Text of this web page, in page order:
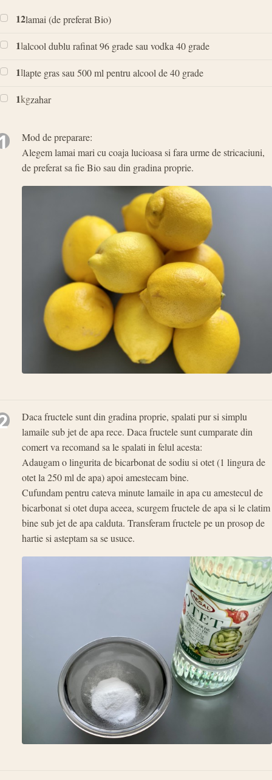
12lamai (de preferat Bio)
1lalcool dublu rafinat 96 grade sau vodka 40 grade
1llapte gras sau 500 ml pentru alcool de 40 grade
1kgzahar
Mod de preparare:
Alegem lamai mari cu coaja lucioasa si fara urme de stricaciuni,
de preferat sa fie Bio sau din gradina proprie.
Daca fructele sunt din gradina proprie, spalati pur si simplu
lamaile sub jet de apa rece. Daca fructele sunt cumparate din
comert va recomand sa le spalati in felul acesta:
Adaugam o lingurita de bicarbonat de sodiu si otet (1 lingura de
otet la 250 ml de apa) apoi amestecam bine.
Cufundam pentru cateva minute lamaile in apa cu amestecul de
bicarbonat si otet dupa aceea, scurgem fructele de apa si le clatim
bine sub jet de apa calduta. Transferam fructele pe un prosop de
hartie si asteptam sa se usuce.